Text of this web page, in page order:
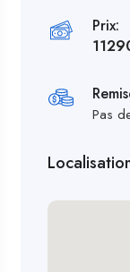
Prix:
Pas